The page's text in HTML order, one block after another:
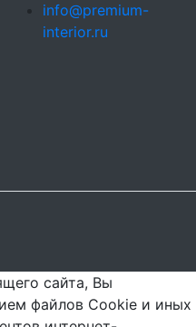
info@premium-
interior.ru
сайта, Вы
файлов Cookie и иных